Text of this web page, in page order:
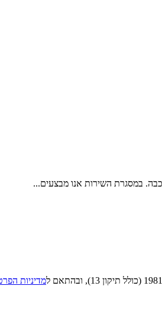
מדיניות